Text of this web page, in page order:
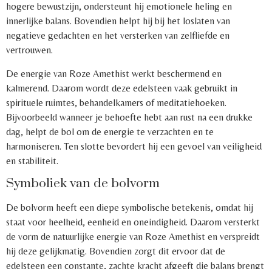
hogere bewustzijn, ondersteunt hij emotionele heling en
innerlijke balans. Bovendien helpt hij bij het loslaten van
negatieve gedachten en het versterken van zelfliefde en
vertrouwen.
De energie van Roze Amethist werkt beschermend en
kalmerend. Daarom wordt deze edelsteen vaak gebruikt in
spirituele ruimtes, behandelkamers of meditatiehoeken.
Bijvoorbeeld wanneer je behoefte hebt aan rust na een drukke
dag, helpt de bol om de energie te verzachten en te
harmoniseren. Ten slotte bevordert hij een gevoel van veiligheid
en stabiliteit.
Symboliek van de bolvorm
De bolvorm heeft een diepe symbolische betekenis, omdat hij
staat voor heelheid, eenheid en oneindigheid. Daarom versterkt
de vorm de natuurlijke energie van Roze Amethist en verspreidt
hij deze gelijkmatig. Bovendien zorgt dit ervoor dat de
edelsteen een constante, zachte kracht afgeeft die balans brengt